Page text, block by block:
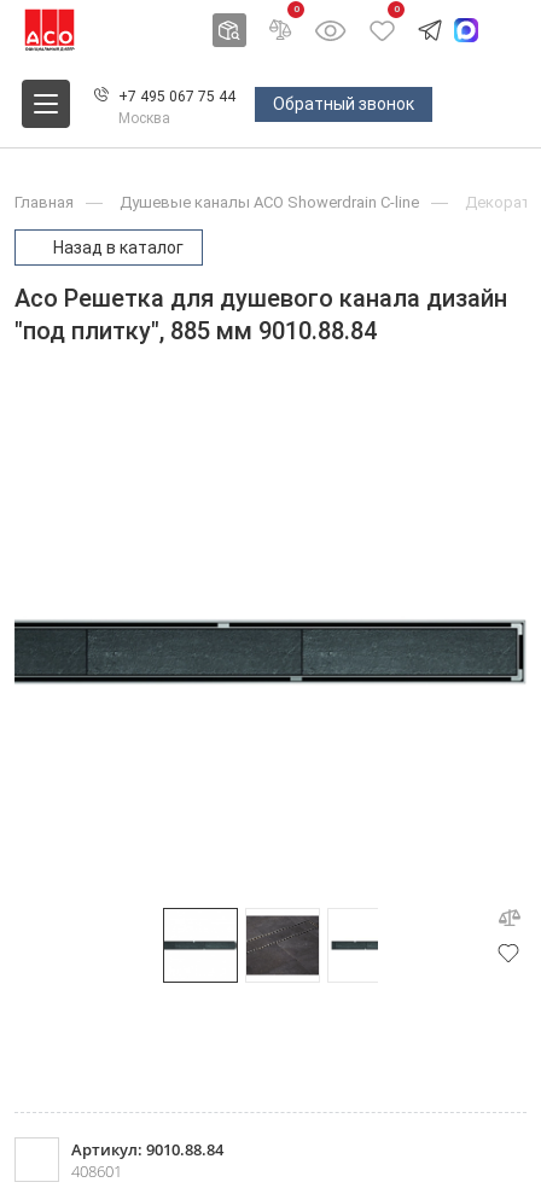
0 0
+7 495 067 75 44
Москва
Обратный звонок
Главная Душевые каналы ACO Showerdrain С-line
Назад в каталог
Aco Решетка для душевого канала дизайн
"под плитку", 885 мм 9010.88.84
Артикул: 9010.88.84
408601